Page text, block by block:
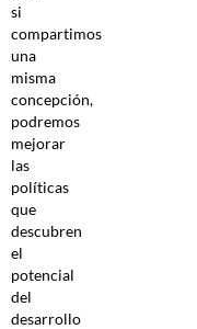
si
compartimos
una
misma
concepción,
podremos
mejorar
las
políticas
que
descubren
el
potencial
del
desarrollo